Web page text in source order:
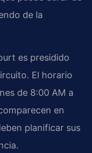
de la
es presidido
El horario
de 8:00 AM a
en
planificar sus